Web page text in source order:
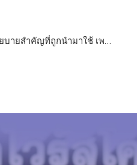
บายสำคัญที่ถูกนำมาใช้ เพ…